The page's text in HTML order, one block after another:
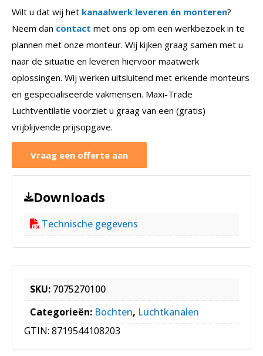
Wilt u dat wij het kanaalwerk leveren én monteren?
Neem dan contact met ons op om een werkbezoek in te
plannen met onze monteur. Wij kijken graag samen met u
naar de situatie en leveren hiervoor maatwerk
oplossingen. Wij werken uitsluitend met erkende monteurs
en gespecialiseerde vakmensen. Maxi-Trade
Luchtventilatie voorziet u graag van een (gratis)
vrijblijvende prijsopgave.
Vraag een offerte aan
Downloads
Technische gegevens
SKU: 7075270100
Categorieën: Bochten, Luchtkanalen
GTIN: 8719544108203